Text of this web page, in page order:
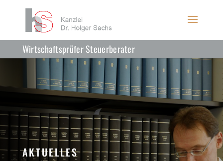
Wirtschaftsprüfer Steuerberater
AKTUELLES